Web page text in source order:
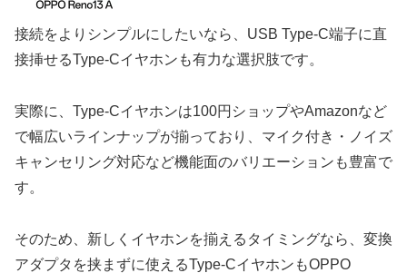
接続をよりシンプルにしたいなら、USB Type-C端子に直
接挿せるType-Cイヤホンも有力な選択肢です。
実際に、Type-Cイヤホンは100円ショップやAmazonなど
で幅広いラインナップが揃っており、マイク付き・ノイズ
キャンセリング対応など機能面のバリエーションも豊富で
す。
そのため、新しくイヤホンを揃えるタイミングなら、変換
アダプタを挟まずに使えるType-CイヤホンもOPPO